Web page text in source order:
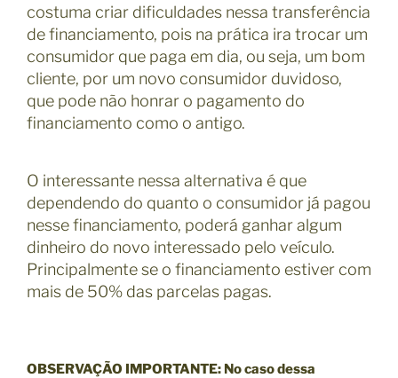
costuma criar dificuldades nessa transferência
de financiamento, pois na prática ira trocar um
consumidor que paga em dia, ou seja, um bom
cliente, por um novo consumidor duvidoso,
que pode não honrar o pagamento do
financiamento como o antigo.
O interessante nessa alternativa é que
dependendo do quanto o consumidor já pagou
nesse financiamento, poderá ganhar algum
dinheiro do novo interessado pelo veículo.
Principalmente se o financiamento estiver com
mais de 50% das parcelas pagas.
OBSERVAÇÃO IMPORTANTE: No caso dessa